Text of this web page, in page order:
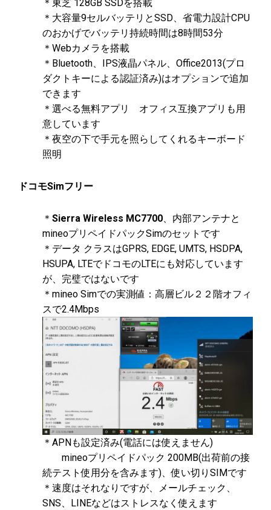
＊東芝 128GB SSDを搭載
＊大容量9セルバッテリとSSD、省電力設計CPU
のおかげでバッテリ持続時間は8時間53分
＊Webカメラを搭載
＊Bluetooth、IPS液晶パネル、Office2013(プロ
ダクトキーによる認証済み)はオプションで追加
できます
＊選べる無料アプリ オフィス互換アプリも用
意しています
＊夜空の下で手元を照らしてくれるキーボード
照明
ドコモSimフリー
＊ Sierra Wireless MC7700 、内部アンテナと
mineoプリペイドパックSimのセットです
＊データ クラスはGPRS, EDGE, UMTS, HSDPA,
HSUPA, LTEでドコモのLTEにも対応しています
が、完璧ではないです
＊mineo Simでの実測値：高層ビル２２階オフィ
スで2.4Mbps
＊APNも設定済み(電話には使えません)
mineoプリペイドパック 200MB(出荷前の接
続テスト使用分を含みます)、使い切りSIMです
＊速度はそれなりですが、メールチェック、
SNS、LINEなどはストレスなく使えます​